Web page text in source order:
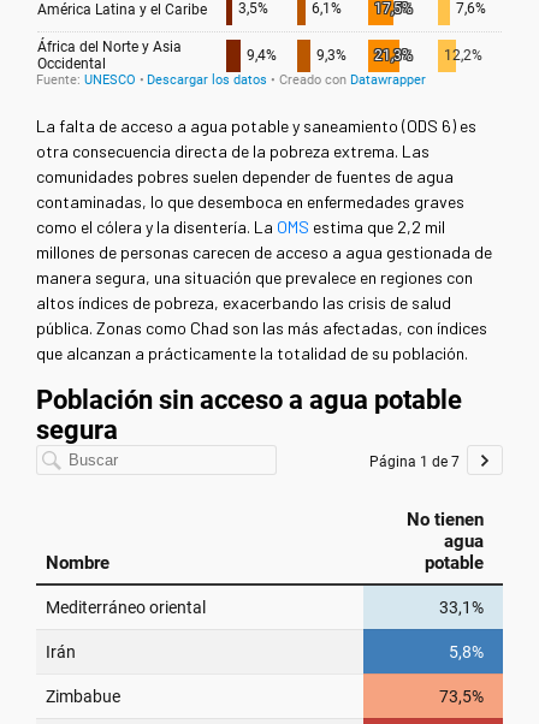
La falta de acceso a agua potable y saneamiento (ODS 6) es
otra consecuencia directa de la pobreza extrema. Las
comunidades pobres suelen depender de fuentes de agua
contaminadas, lo que desemboca en enfermedades graves
como el cólera y la disentería. La OMS estima que 2,2 mil
millones de personas carecen de acceso a agua gestionada de
manera segura, una situación que prevalece en regiones con
altos índices de pobreza, exacerbando las crisis de salud
pública. Zonas como Chad son las más afectadas, con índices
que alcanzan a prácticamente la totalidad de su población.